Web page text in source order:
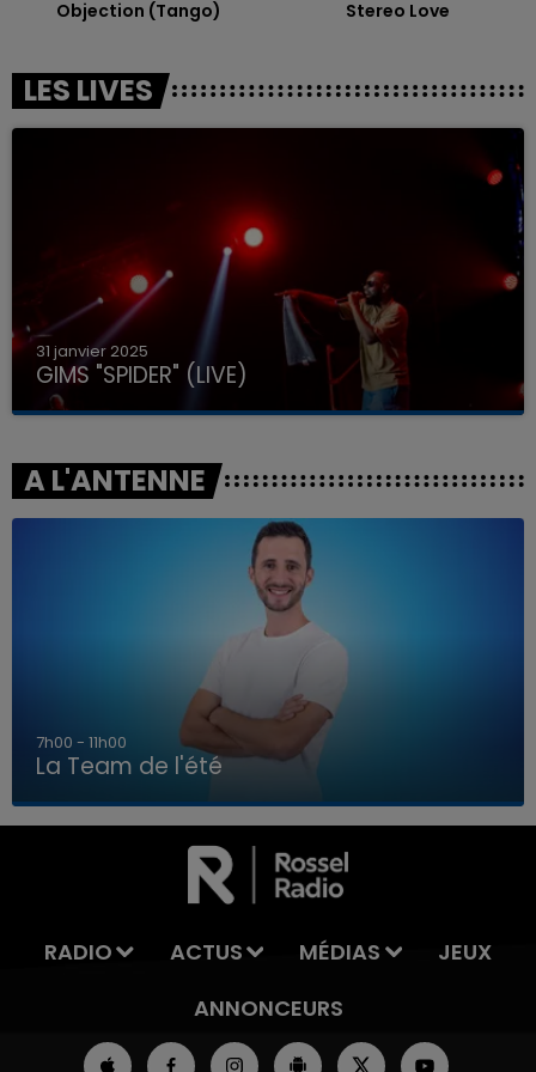
LA TEAM DE L'ÉTÉ
Objection (tango) Stereo Love
LES LIVES
31 janvier 2025
GIMS "SPIDER" (LIVE)
A L'ANTENNE
7h00 - 11h00
La Team de l'été
RADIO ACTUS MÉDIAS
JEUX
ANNONCEURS